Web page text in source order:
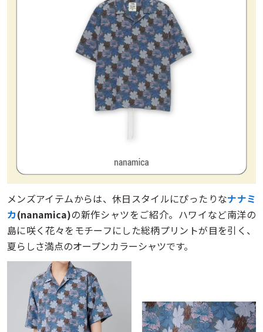
メンズアイテムからは、休日スタイルにぴったりなナナミ
カ(nanamica)の新作シャツをご紹介。ハワイなど南洋の
島に咲く花々をモチーフにした総柄プリントが目を引く、
夏らしさ満点のオープンカラーシャツです。